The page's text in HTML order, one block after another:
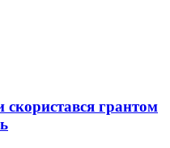
грантом